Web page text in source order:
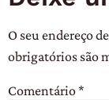
O seu endereço
obrigatórios são
Comentário*